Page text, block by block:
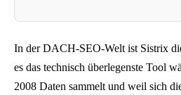
%
,
P
In der DACH-SEO-Welt ist Sistrix
es das technisch überlegenste Tool
2008 Daten sammelt und weil sich